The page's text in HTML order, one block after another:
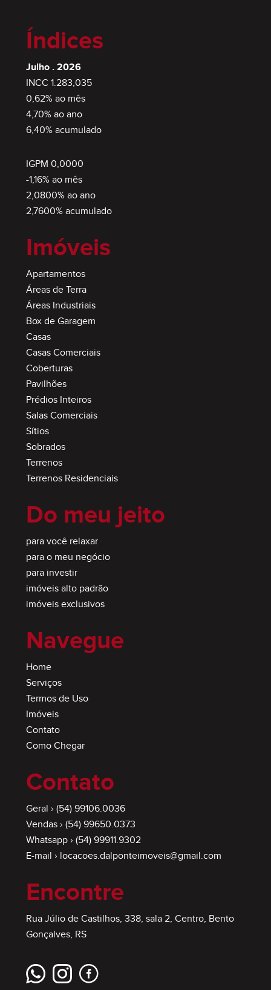
Índices
Julho . 2026
INCC 1.283,035
0,62% ao mês
4,70% ao ano
6,40% acumulado
IGPM 0,0000
-1,16% ao mês
2,0800% ao ano
2,7600% acumulado
Imóveis
Apartamentos
Áreas de Terra
Áreas Industriais
Box de Garagem
Casas
Casas Comerciais
Coberturas
Pavilhões
Prédios Inteiros
Salas Comerciais
Sítios
Sobrados
Terrenos
Terrenos Residenciais
Do meu jeito
para você relaxar
para o meu negócio
para investir
imóveis alto padrão
imóveis exclusivos
Navegue
Home
Serviços
Termos de Uso
Imóveis
Contato
Como Chegar
Contato
Geral › (54) 99106.0036
Vendas › (54) 99650.0373
Whatsapp › (54) 99911.9302
E-mail › locacoes.dalponteimoveis@gmail.com
Encontre
Rua Júlio de Castilhos, 338, sala 2, Centro, Bento
Gonçalves, RS